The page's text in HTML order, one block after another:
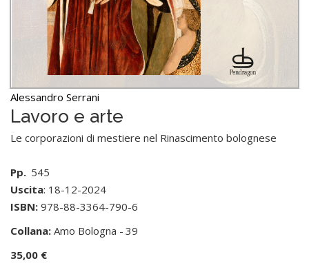
Alessandro Serrani
Lavoro e arte
Le corporazioni di mestiere nel Rinascimento bolognese
Pp. 545
Uscita: 18-12-2024
ISBN: 978-88-3364-790-6
Collana: Amo Bologna - 39
35,00 €